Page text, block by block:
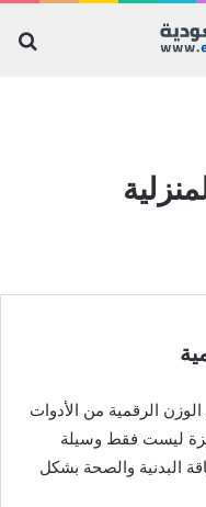
الرقمية من الأدوات
ليست فقط وسيلة
البدنية والصحة بشكل